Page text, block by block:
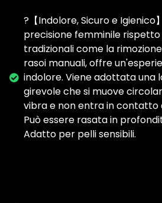
?【Indolore, Sicuro e Igienico
precisione femminile
tradizionali come la
rasoi manuali, offre
indolore. Viene adottata una
girevole che si muove
vibra e non entra in contatto
Può essere rasata in
Adatto per pelli sensibili.